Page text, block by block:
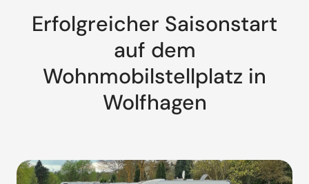
Erfolgreicher Saisonstart
auf dem
Wohnmobilstellplatz in
Wolfhagen